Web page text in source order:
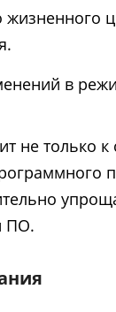
в
не только
ПО.